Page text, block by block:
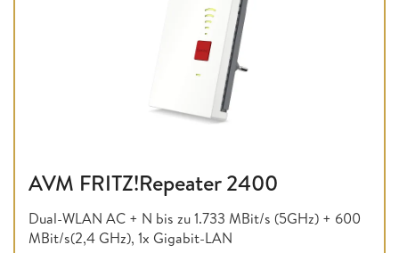
AVM FRITZ!Repeater 2400
Dual-WLAN AC + N bis zu 1.733 MBit/s (5GHz) + 600
MBit/s(2,4 GHz), 1x Gigabit-LAN